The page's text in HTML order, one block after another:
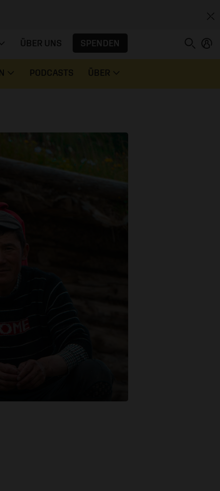
ÜBER UNS SPENDEN
PODCASTS ÜBER